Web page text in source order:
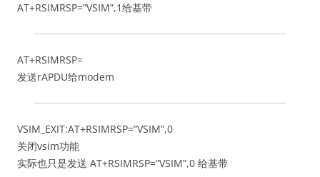
AT+RSIMRSP=”VSIM”,1给基带
AT+RSIMRSP=
发送rAPDU给modem
VSIM_EXIT:AT+RSIMRSP=”VSIM”,0
关闭vsim功能
实际也只是发送 AT+RSIMRSP=”VSIM”,0 给基带